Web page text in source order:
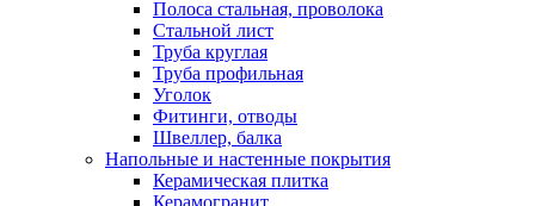
Полоса стальная, проволока
Стальной лист
Труба круглая
Труба профильная
Уголок
Фитинги, отводы
Швеллер, балка
Напольные и настенные покрытия
Керамическая плитка